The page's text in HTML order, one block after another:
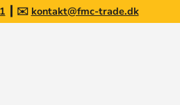
┃ ✉️ kontakt@fmc-trade.dk